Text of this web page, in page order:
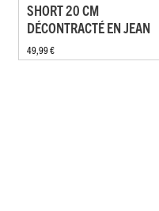
SHORT 20 CM
DÉCONTRACTÉ EN JEAN
49,99 €